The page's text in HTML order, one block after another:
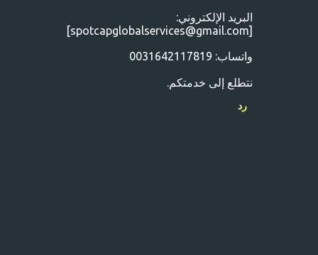
البريد الإلكتروني:
[spotcapglobalservices@gmail.com]
واتساب: 0031642117819
نتطلع إلى خدمتكم.
رد